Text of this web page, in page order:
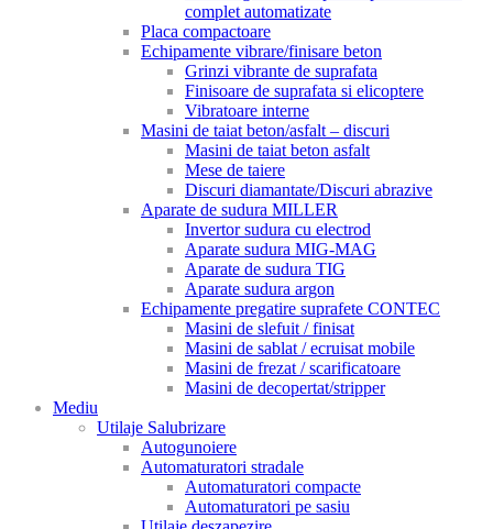
complet automatizate
Placa compactoare
Echipamente vibrare/finisare beton
Grinzi vibrante de suprafata
Finisoare de suprafata si elicoptere
Vibratoare interne
Masini de taiat beton/asfalt – discuri
Masini de taiat beton asfalt
Mese de taiere
Discuri diamantate/Discuri abrazive
Aparate de sudura MILLER
Invertor sudura cu electrod
Aparate sudura MIG-MAG
Aparate de sudura TIG
Aparate sudura argon
Echipamente pregatire suprafete CONTEC
Masini de slefuit / finisat
Masini de sablat / ecruisat mobile
Masini de frezat / scarificatoare
Masini de decopertat/stripper
Mediu
Utilaje Salubrizare
Autogunoiere
Automaturatori stradale
Automaturatori compacte
Automaturatori pe sasiu